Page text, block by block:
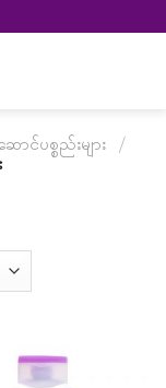
င်ပစ္စည်းများ /